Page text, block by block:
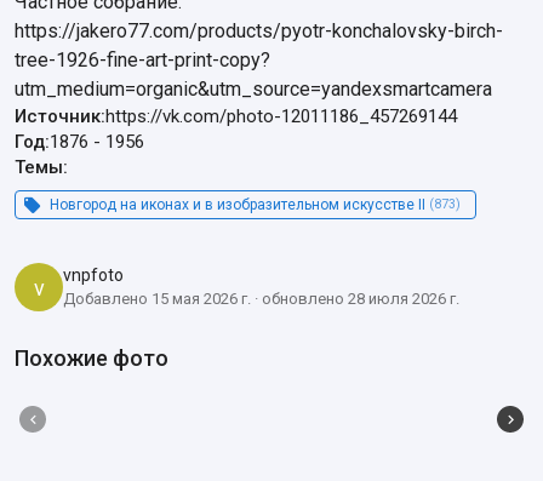
https://jakero77.com/products/pyotr-konchalovsky-birch-
tree-1926-fine-art-print-copy?
utm_medium=organic&utm_source=yandexsmartcamera
Источник:https://vk.com/photo-12011186_457269144
Год:1876 - 1956
Темы:
Новгород на иконах и в изобразительном искусстве II (873)
v vnpfoto
Добавлено 15 мая 2026 г. · обновлено 28 июля 2026 г.
Похожие фото